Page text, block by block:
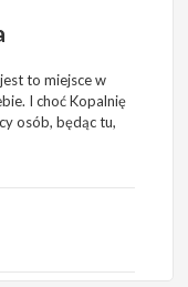
to miejsce w
I choć Kopalnię
osób, będąc tu,